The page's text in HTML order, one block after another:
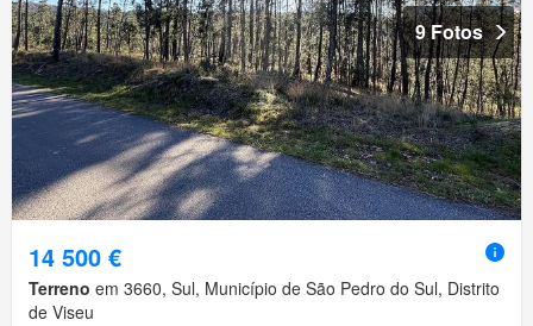
9 Fotos
14 500 €
Terreno em 3660, Sul, Município de São Pedro do Sul, Distrito
de Viseu